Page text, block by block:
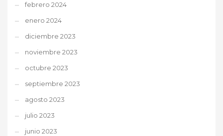
febrero 2024
enero 2024
diciembre 2023
noviembre 2023
octubre 2023
septiembre 2023
agosto 2023
julio 2023
junio 2023